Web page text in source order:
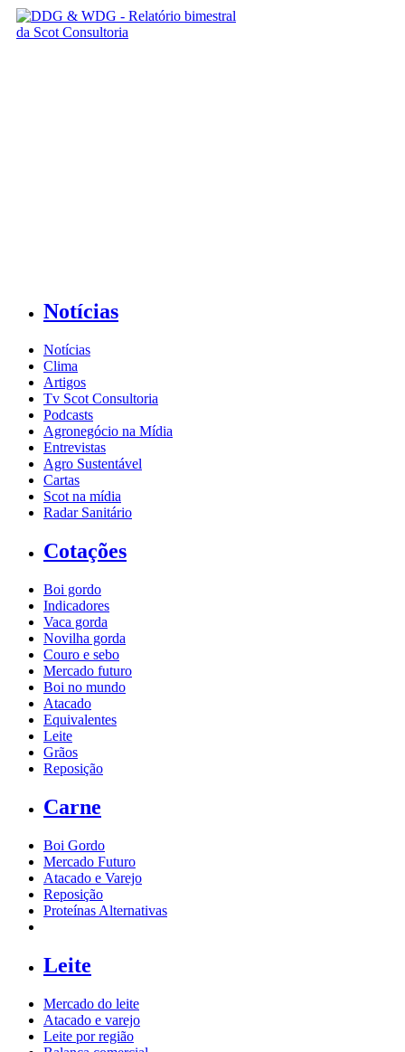
Notícias
Notícias
Clima
Artigos
Tv Scot Consultoria
Podcasts
Agronegócio na Mídia
Entrevistas
Agro Sustentável
Cartas
Scot na mídia
Radar Sanitário
Cotações
Boi gordo
Indicadores
Vaca gorda
Novilha gorda
Couro e sebo
Mercado futuro
Boi no mundo
Atacado
Equivalentes
Leite
Grãos
Reposição
Carne
Boi Gordo
Mercado Futuro
Atacado e Varejo
Reposição
Proteínas Alternativas
Leite
Mercado do leite
Atacado e varejo
Leite por região